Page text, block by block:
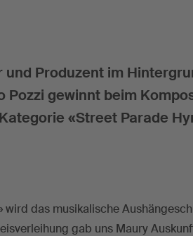
Produzent im
Pozzi gewinnt beim
«Street Parade
wird das musikalische
gab uns Maury